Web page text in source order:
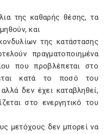
της καθαρής θέσης, τα
και
της κατάστασης
πραγματοποιημένα
που προβλέπεται στο
κατά το ποσό του
δεν έχει καταβληθεί,
στο ενεργητικό του
μετόχους δεν μπορεί να